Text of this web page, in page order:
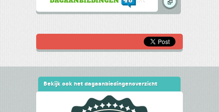
Bekijk ook het dagaanbiedingenoverzicht